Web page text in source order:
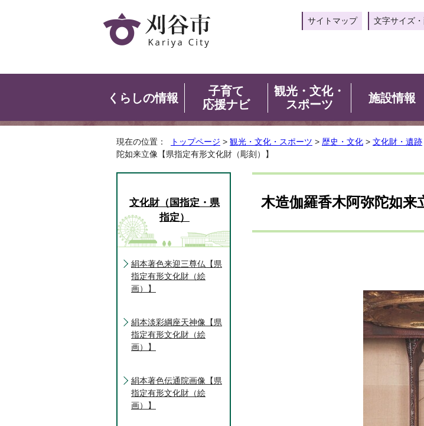
サイトマップ 文字サイズ
くらしの情報
子育て
応援ナビ
観光・文化・
スポーツ
施設情報
現在の位置： トップページ > 観光・文化・スポーツ > 歴史・文化 > 文化財・遺跡
陀如来立像【県指定有形文化財（彫刻）】
木造伽羅香木阿弥陀如来
文化財（国指定・県
指定）
絹本著色来迎三尊仏【県
指定有形文化財（絵
画）】
絹本淡彩綱座天神像【県
指定有形文化財（絵
画）】
絹本著色伝通院画像【県
指定有形文化財（絵
画）】